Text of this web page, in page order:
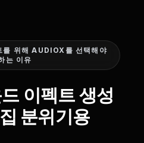
를 위해 AUDIOX를 선택해야
는 이유
이펙트 생성
분위기용